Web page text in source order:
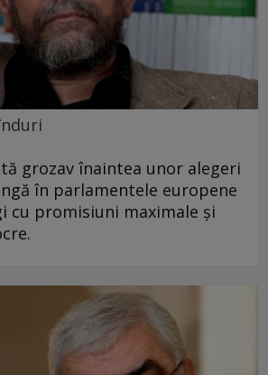
grozav înaintea unor alegeri
în parlamentele europene
cu promisiuni maximale și